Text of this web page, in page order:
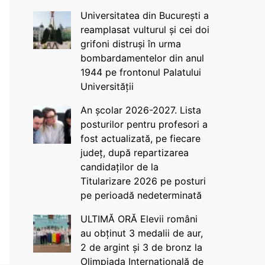
Universitatea din București a
reamplasat vulturul și cei doi
grifoni distruși în urma
bombardamentelor din anul
1944 pe frontonul Palatului
Universității
An școlar 2026-2027. Lista
posturilor pentru profesori a
fost actualizată, pe fiecare
județ, după repartizarea
candidaților de la
Titularizare 2026 pe posturi
pe perioadă nedeterminată
ULTIMĂ ORĂ Elevii români
au obținut 3 medalii de aur,
2 de argint și 3 de bronz la
Olimpiada Internațională de